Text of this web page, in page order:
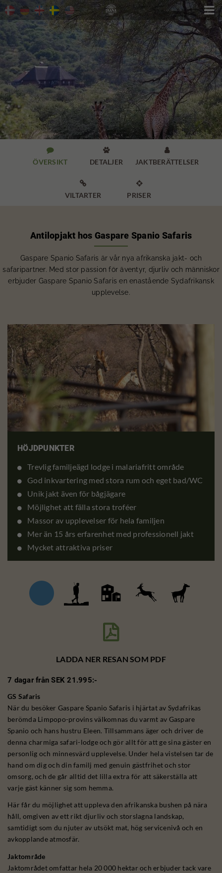


ÖVERSIKT

DETALJER

JAKTBERÄTTELSER

VILTARTER

PRISER
Antilopjakt hos Gaspare Spanio Safaris
Gaspare Spanio Safaris är vår nya afrikanska jakt- och
safaripartner. Med stor passion för äventyr, djurliv och människor
erbjuder Gaspare Spanio Safaris en enastående Sydafrikansk
upplevelse.
HÖJDPUNKTER
Trevlig familjeägd lodge i malariafritt område
God inkvartering med stora rum och eget bad/WC
Unik jakt även för bågjägare
Möjlighet att fälla stora troféer
Massor av upplevelser för hela familjen
Mer än 15 års erfarenhet med professionell jakt
Mycket attraktiva priser

LADDA NER RESAN SOM PDF
7 dagar från SEK 21.995:-
GS Safaris
När du besöker Gaspare Spanio Safaris i hjärtat av Sydafrikas
berömda Limpopo-provins välkomnas du varmt av Gaspare
Spanio och hans hustru Eleen. Tillsammans äger och driver de
denna charmiga safari-lodge och gör allt för att ge sina gäster en
personlig och minnesvärd upplevelse. Under hela vistelsen tar de
hand om dig och din familj med genuin gästfrihet och stor
omsorg, och de går alltid det lilla extra för att säkerställa att
varje gäst känner sig som hemma.
Här får du möjlighet att uppleva den afrikanska bushen på nära
håll, omgiven av ett rikt djurliv och storslagna landskap,
samtidigt som du njuter av utsökt mat, hög servicenivå och en
avkopplande atmosfär.
Jaktområde
Jaktområdet omfattar hela 20 000 hektar och erbjuder tack vare